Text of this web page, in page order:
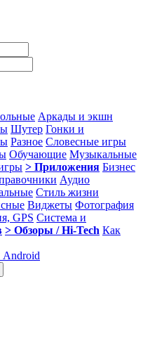
Аркады и экшн
Шутер Гонки и
Разное Словесные игры
Обучающие Музыкальные
> Приложения Бизнес
Аудио
Стиль жизни
Виджеты Фотография
GPS Система и
> Обзоры / Hi-Tech Как